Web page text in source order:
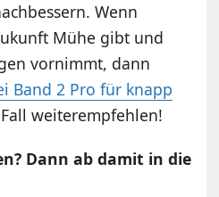
Wenn
Mühe gibt und
vornimmt, dann
Band 2 Pro für knapp
weiterempfehlen!
Dann ab damit in die